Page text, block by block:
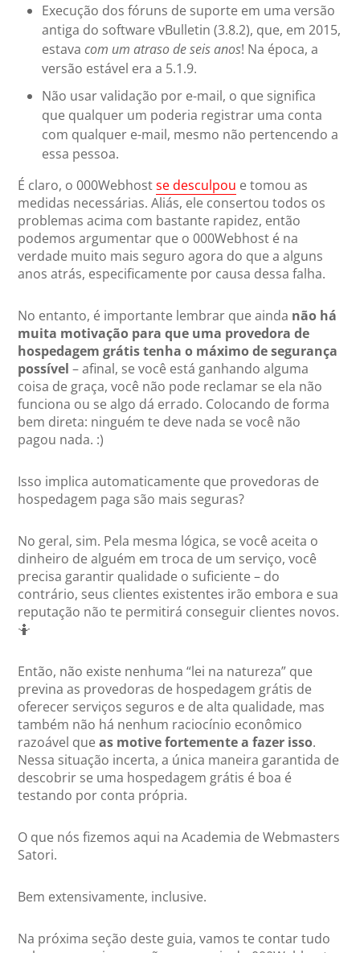
Execução dos fóruns de suporte em uma versão
antiga do software vBulletin (3.8.2), que, em 2015,
estavacom um atraso de seis anos! Na época, a
versão estável era a 5.1.9.
Não usar validação por e-mail, o que significa
que qualquer um poderia registrar uma conta
com qualquer e-mail, mesmo não pertencendo a
essa pessoa.
É claro, o 000Webhostse desculpou e tomou as
medidas necessárias. Aliás, ele consertou todos os
problemas acima com bastante rapidez, então
podemos argumentar que o 000Webhost é na
verdade muito mais seguro agora do que a alguns
anos atrás, especificamente por causa dessa falha.
No entanto, é importante lembrar que ainda não há
muita motivação para que uma provedora de
hospedagem grátis tenha o máximo de segurança
possível– afinal, se você está ganhando alguma
coisa de graça, você não pode reclamar se ela não
funciona ou se algo dá errado. Colocando de forma
bem direta: ninguém te deve nada se você não
pagou nada. :)
Isso implica automaticamente que provedoras de
hospedagem paga são mais seguras?
No geral, sim. Pela mesma lógica, se você aceita o
dinheiro de alguém em troca de um serviço, você
precisa garantir qualidade o suficiente – do
contrário, seus clientes existentes irão embora e sua
reputação não te permitirá conseguir clientes novos.
🤷
Então, não existe nenhuma “lei na natureza” que
previna as provedoras de hospedagem grátis de
oferecer serviços seguros e de alta qualidade, mas
também não há nenhum raciocínio econômico
razoável queas motive fortemente a fazer isso.
Nessa situação incerta, a única maneira garantida de
descobrir se uma hospedagem grátis é boa é
testando por conta própria.
O que nós fizemos aqui na Academia de Webmasters
Satori.
Bem extensivamente, inclusive.
Na próxima seção deste guia, vamos te contar tudo